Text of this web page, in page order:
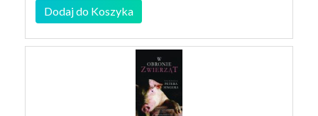
Dodaj do Koszyka